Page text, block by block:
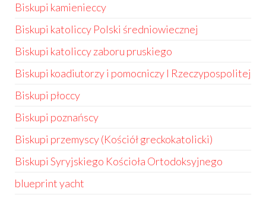
Biskupi kamienieccy
Biskupi katoliccy Polski średniowiecznej
Biskupi katoliccy zaboru pruskiego
Biskupi koadiutorzy i pomocniczy I Rzeczypospolitej
Biskupi płoccy
Biskupi poznańscy
Biskupi przemyscy (Kościół greckokatolicki)
Biskupi Syryjskiego Kościoła Ortodoksyjnego
blueprint yacht